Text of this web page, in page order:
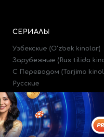
СЕРИАЛЫ
Узбекские (O'zbek kinolar)
Зарубежные (Rus tilida
C Переводом (Tarjima
Русские
Трейлеры (Treylerlar)